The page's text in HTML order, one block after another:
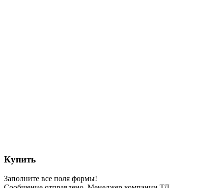
Купить
Заполните все поля формы!